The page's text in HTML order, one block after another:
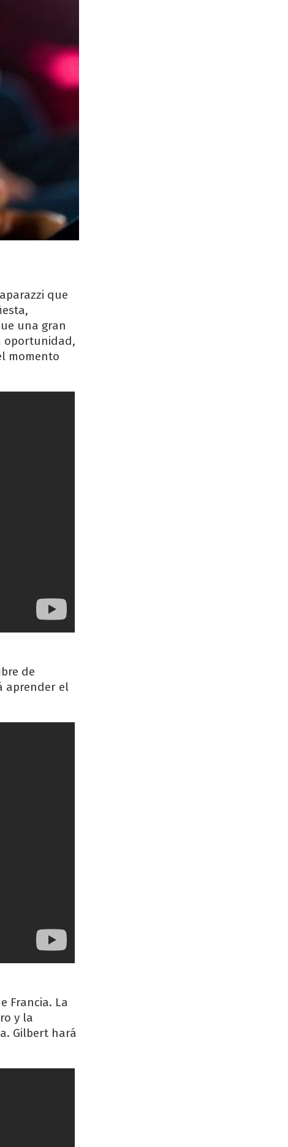
que
una gran
oportunidad,
momento
de
aprender el
Francia. La
y la
Gilbert hará